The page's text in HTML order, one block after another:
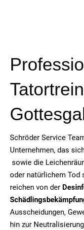
Schröder Service
Unternehmen, das
sowie die
oder natürlichem Tod
reichen von der
Ausscheidungen,
hin zur